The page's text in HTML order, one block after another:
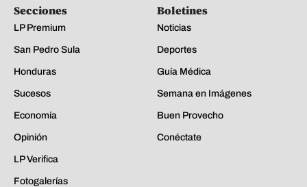
Secciones
LP Premium
San Pedro Sula
Honduras
Sucesos
Economía
Opinión
LP Verifica
Fotogalerías
Boletines
Noticias
Deportes
Guía Médica
Semana en Imágenes
Buen Provecho
Conéctate